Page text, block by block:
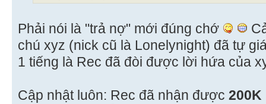
Phải nói là "trả nợ" mới đúng chớ
chú xyz (nick cũ là Lonelynight) đã tự
1 tiếng là Rec đã đòi được lời hứa của
Cập nhật luôn: Rec đã nhận được 200K